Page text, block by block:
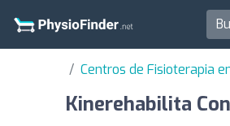
Centros de Fisioterapia
Kinerehabilita